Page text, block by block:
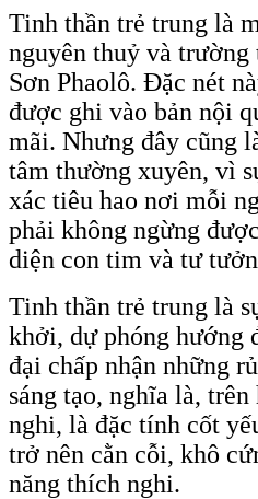
Tinh thần trẻ trung là
nguyên thuỷ và
Sơn Phaolô. Đặc nét
được ghi vào bản nội
mãi. Nhưng đây cũng
tâm thường xuyên, vì
xác tiêu hao nơi mỗi
phải không ngừng
diện con tim và tư
Tinh thần trẻ trung là
khởi, dự phóng hướng
đại chấp nhận những
sáng tạo, nghĩa là,
nghi, là đặc tính cốt
trở nên cằn cỗi, khô
năng thích nghi.